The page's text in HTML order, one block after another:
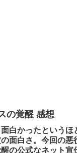
の覚醒 感想
白かったという
面白さ。今回の
の公式なネット